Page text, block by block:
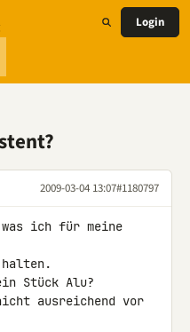
Login
2009-03-04 13:07#1180797
ich für meine
halten.
Stück Alu?
ausreichend vor